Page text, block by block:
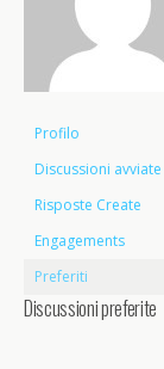
Profilo
Discussioni avviate
Risposte Create
Engagements
Preferiti
Discussioni preferite